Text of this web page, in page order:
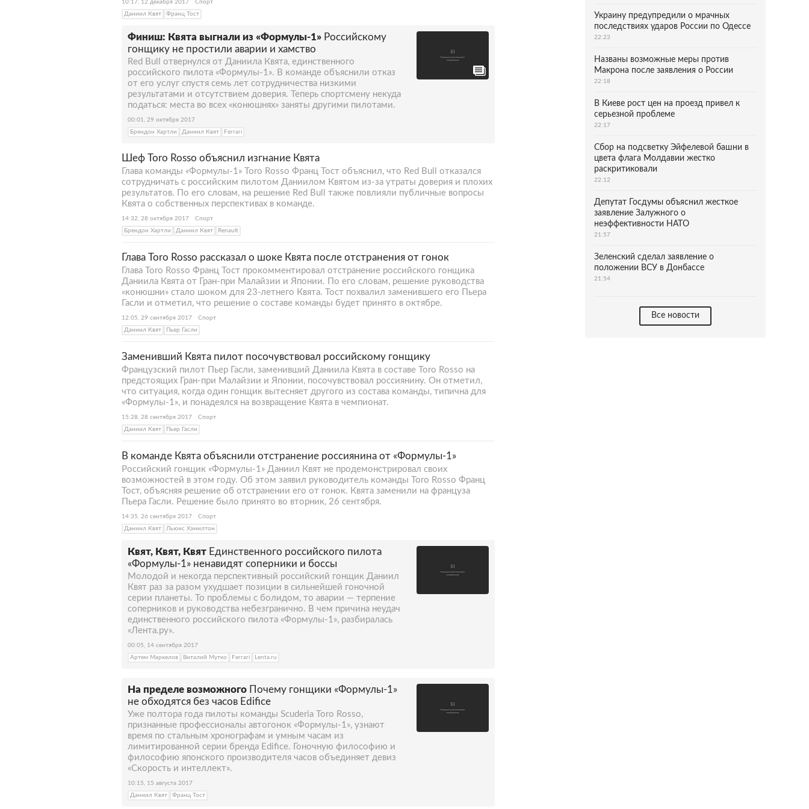
10:17, 12 декабря 2017
Спорт
Даниил Квят
Франц Тост
Финиш: Квята выгнали из «Формулы-1» Российскому
гонщику не простили аварии и хамство
Red Bull отвернулся от Даниила Квята, единственного
российского пилота «Формулы-1». В команде объяснили отказ
от его услуг спустя семь лет сотрудничества низкими
результатами и отсутствием доверия. Теперь спортсмену некуда
податься: места во всех «конюшнях» заняты другими пилотами.
00:01, 29 октября 2017
Брендон Хартли
Даниил Квят Ferrari
Шеф Toro Rosso объяснил изгнание Квята
Глава команды «Формулы-1» Toro Rosso Франц Тост объяснил, что Red Bull отказался
сотрудничать с российским пилотом Даниилом Квятом из-за утраты доверия и плохих
результатов. По его словам, на решение Red Bull также повлияли публичные вопросы
Квята о собственных перспективах в команде.
14:32, 28 октября 2017
Спорт
Брендон Хартли
Даниил Квят Renault
Глава Toro Rosso рассказал о шоке Квята после отстранения от гонок
Глава Toro Rosso Франц Тост прокомментировал отстранение российского гонщика
Даниила Квята от Гран-при Малайзии и Японии. По его словам, решение руководства
«конюшни» стало шоком для 23-летнего Квята. Тост похвалил заменившего его Пьера
Гасли и отметил, что решение о составе команды будет принято в октябре.
12:05, 29 сентября 2017
Спорт
Даниил Квят
Пьер Гасли
Заменивший Квята пилот посочувствовал российскому гонщику
Французский пилот Пьер Гасли, заменивший Даниила Квята в составе Toro Rosso на
предстоящих Гран-при Малайзии и Японии, посочувствовал россиянину. Он отметил,
что ситуация, когда один гонщик вытесняет другого из состава команды, типична для
«Формулы-1», и понадеялся на возвращение Квята в чемпионат.
15:28, 28 сентября 2017
Спорт
Даниил Квят
Пьер Гасли
В команде Квята объяснили отстранение россиянина от «Формулы-1»
Российский гонщик «Формулы-1» Даниил Квят не продемонстрировал своих
возможностей в этом году. Об этом заявил руководитель команды Toro Rosso Франц
Тост, объясняя решение об отстранении его от гонок. Квята заменили на француза
Пьера Гасли. Решение было принято во вторник, 26 сентября.
14:35, 26 сентября 2017
Спорт
Даниил Квят
Льюис Хэмилтон
Квят, Квят, Квят Единственного российского пилота
«Формулы-1» ненавидят соперники и боссы
Молодой и некогда перспективный российский гонщик Даниил
Квят раз за разом ухудшает позиции в сильнейшей гоночной
серии планеты. То проблемы с болидом, то аварии — терпение
соперников и руководства небезгранично. В чем причина неудач
единственного российского пилота «Формулы-1», разбиралась
«Лента.ру».
00:05, 14 сентября 2017
Артем Маркелов
Виталий Мутко Ferrari Lenta.ru
На пределе возможного Почему гонщики «Формулы-1»
не обходятся без часов Edifice
Уже полтора года пилоты команды Scuderia Toro Rosso,
признанные профессионалы автогонок «Формулы-1», узнают
время по стальным хронографам и умным часам из
лимитированной серии бренда Edifice. Гоночную философию и
философию японского производителя часов объединяет девиз
«Скорость и интеллект».
10:15, 15 августа 2017
Даниил Квят
Франц Тост
Украину предупредили о мрачных
последствиях ударов России по Одессе
22:23
Названы возможные меры против
Макрона после заявления о России
22:18
В Киеве рост цен на проезд привел к
серьезной проблеме
22:17
Сбор на подсветку Эйфелевой башни в
цвета флага Молдавии жестко
раскритиковали
22:12
Депутат Госдумы объяснил жесткое
заявление Залужного о
неэффективности НАТО
21:57
Зеленский сделал заявление о
положении ВСУ в Донбассе
21:54
Все новости